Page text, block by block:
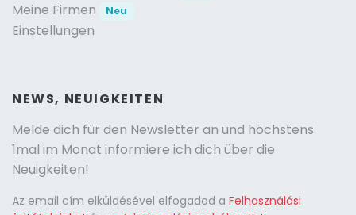
Meine Firmen Neu
Einstellungen
NEWS, NEUIGKEITEN
Melde dich für den Newsletter an und höchstens
1mal im Monat informiere ich dich über die
Neuigkeiten!
Az email cím elküldésével elfogadod a Felhasználási